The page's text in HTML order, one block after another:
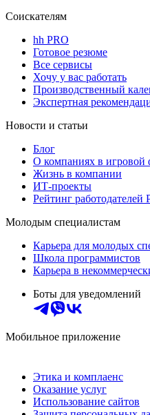
Соискателям
hh PRO
Готовое резюме
Все сервисы
Хочу у вас работать
Производственный
Экспертная
Новости и статьи
Блог
О компаниях в игровой
Жизнь в компании
ИТ-проекты
Рейтинг работодателей
Молодым специалистам
Карьера для молодых
Школа программистов
Карьера в
Боты для уведомлений
Мобильное приложение
Этика и комплаенс
Оказание услуг
Использование сайтов